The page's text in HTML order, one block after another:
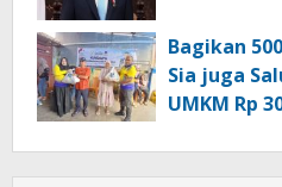
Bagikan
Sia juga
UMKM Rp